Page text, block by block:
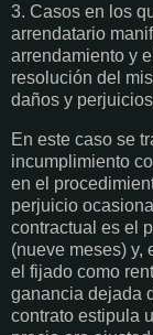
3. Casos en los
arrendatario
arrendamiento y
resolución del
daños y
En este caso se
incumplimiento
en el
perjuicio
contractual es el
(nueve meses) y,
el fijado como
ganancia dejada
contrato estipula